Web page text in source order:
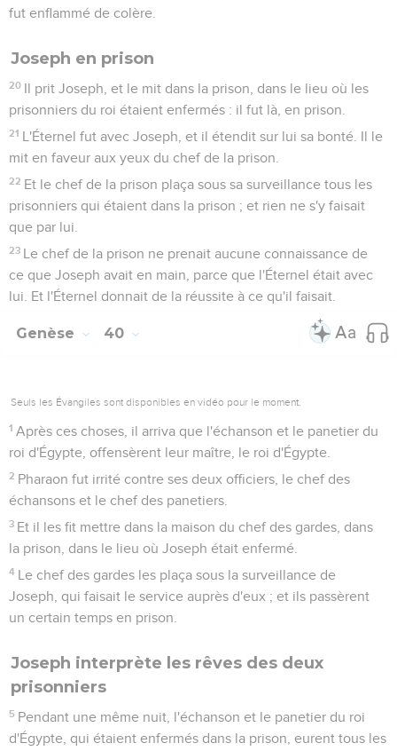
fut enflammé de colère.
Joseph en prison
20 Il prit Joseph, et le mit dans la prison, dans le lieu où les
prisonniers du roi étaient enfermés : il fut là, en prison.
21 L'Éternel fut avec Joseph, et il étendit sur lui sa bonté. Il le
mit en faveur aux yeux du chef de la prison.
22 Et le chef de la prison plaça sous sa surveillance tous les
prisonniers qui étaient dans la prison ; et rien ne s'y faisait
que par lui.
23 Le chef de la prison ne prenait aucune connaissance de
ce que Joseph avait en main, parce que l'Éternel était avec
lui. Et l'Éternel donnait de la réussite à ce qu'il faisait.
Genèse 40
Seuls les Évangiles sont disponibles en vidéo pour le moment.
1 Après ces choses, il arriva que l'échanson et le panetier du
roi d'Égypte, offensèrent leur maître, le roi d'Égypte.
2 Pharaon fut irrité contre ses deux officiers, le chef des
échansons et le chef des panetiers.
3 Et il les fit mettre dans la maison du chef des gardes, dans
la prison, dans le lieu où Joseph était enfermé.
4 Le chef des gardes les plaça sous la surveillance de
Joseph, qui faisait le service auprès d'eux ; et ils passèrent
un certain temps en prison.
Joseph interprète les rêves des deux
prisonniers
5 Pendant une même nuit, l'échanson et le panetier du roi
d'Égypte, qui étaient enfermés dans la prison, eurent tous les